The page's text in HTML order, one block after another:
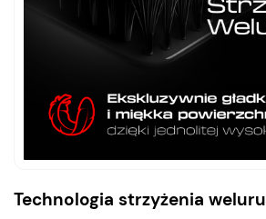
Technologia strzyżenia weluru